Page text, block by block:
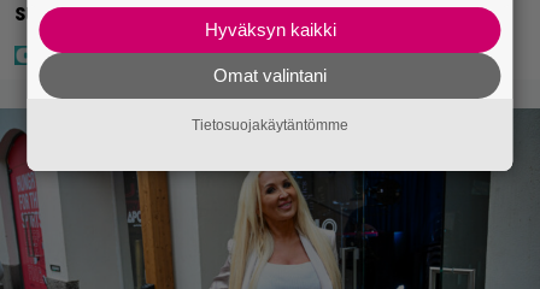
supertähti
Hyväksyn kaikki
Omat valintani
Tietosuojakäytäntömme